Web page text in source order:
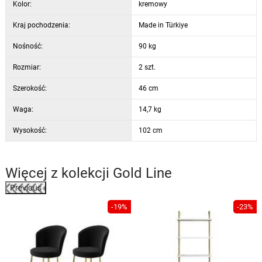
Kolor: kremowy
Kraj pochodzenia: Made in Türkiye
Nośność: 90 kg
Rozmiar: 2 szt.
Szerokość: 46 cm
Waga: 14,7 kg
Wysokość: 102 cm
Więcej z kolekcji Gold Line
Previous
-19% -23%